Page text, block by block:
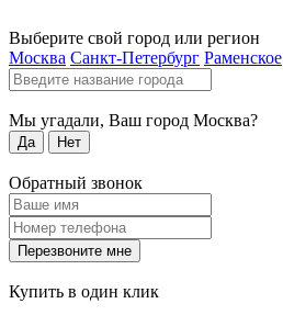
Выберите свой город или регион
Москва Санкт-Петербург Раменское
Мы угадали, Ваш город Москва?
Да Нет
Обратный звонок
Перезвоните мне
Купить в один клик